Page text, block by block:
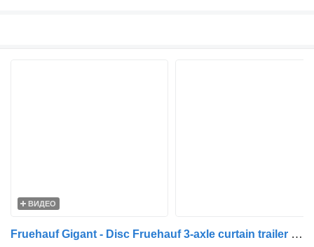
ВИДЕО
Fruehauf Gigant - Disc Fruehauf 3-axle curtain trailer - Gigant axles - d